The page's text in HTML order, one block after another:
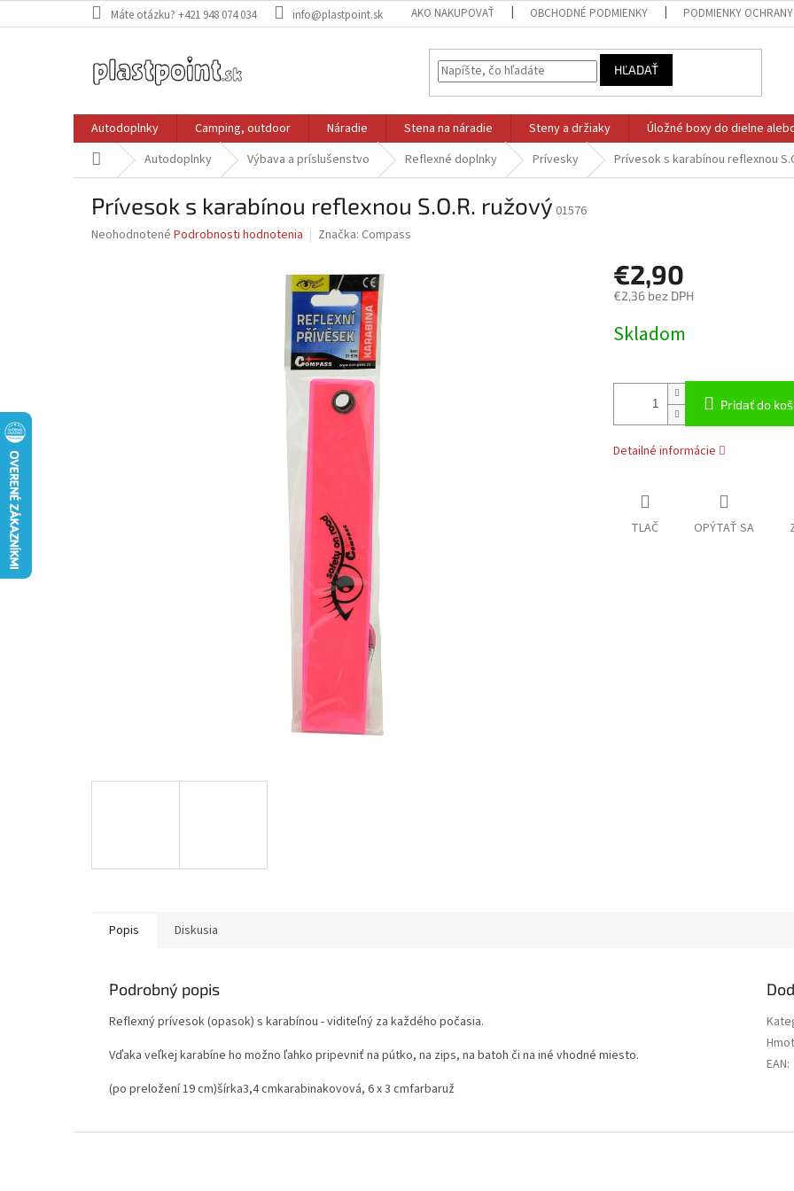
na
Máte otázku? +421 948 074 034 info@plastpoint.sk AKO NAKUPOVAŤ OBCHODNÉ PODMIENKY PODMIENKY OCHRANY
HĽADAŤ
Autodoplnky Camping, outdoor Náradie Stena na náradie Steny a držiaky Úložné boxy do dielne
DomovAutodoplnky Výbava a príslušenstvo Reflexné doplnky Prívesky Prívesok s karabínou reflexnou
Prívesok s karabínou reflexnou S.O.R. ružový 01576
Priemerné
Neohodnotené Podrobnosti hodnotenia Značka: Compass
€2,90
€2,36 bez DPH
cena:
Skladom
Pridať do
Detailné informácie
TLAČ OPÝTAŤ SA
Popis Diskusia
Podrobný popis
Reflexný prívesok (opasok) s karabínou - viditeľný za každého počasia.
Vďaka veľkej karabíne ho možno ľahko pripevniť na pútko, na zips, na batoh či na iné vhodné miesto.
(po preložení 19 cm)šírka3,4 cmkarabinakovová, 6 x 3 cmfarbaruž
EAN: